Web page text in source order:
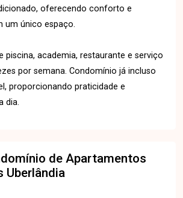
oferecendo conforto e
um único espaço.
piscina, academia, restaurante e serviço
por semana. Condomínio já incluso
proporcionando praticidade e
dia.
de Apartamentos
Uberlândia